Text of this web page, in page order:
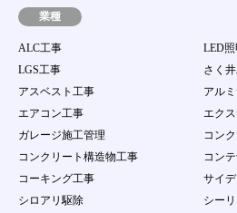
させたり、売買、名義変更、質権の設定
保に供する等の行為はできないものとしま
第10条 ユーザーID及びパスワード
１．会員は、自己のID及び会員自身で登
ワードの使用および管理について一切
つものとします。
ワードを第三者に利用させたり、貸与
義変更、売買等をしてはならない。
３．当社のID及びパスワードが他の第三
より当該会員が被る損害について、当
業種
ALC工事
LED
LGS工事
さく
アスベスト工事
アル
エアコン工事
エク
ガレージ施工管理
コン
コンクリート構造物工事
コン
コーキング工事
サイ
シロアリ駆除
シー